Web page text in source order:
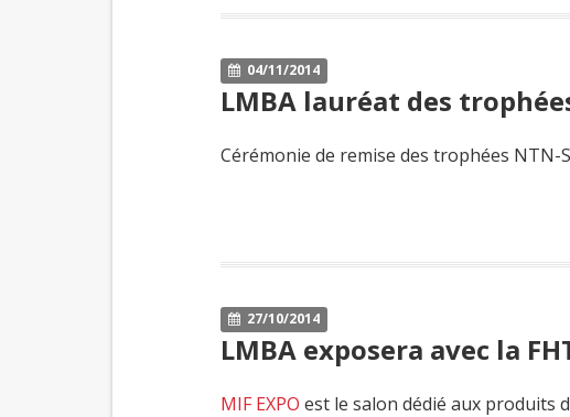
04/11/2014
LMBA lauréat des
Cérémonie de remise des trophées NTN-
27/10/2014
LMBA exposera avec la
MIF EXPO est le salon dédié aux produits